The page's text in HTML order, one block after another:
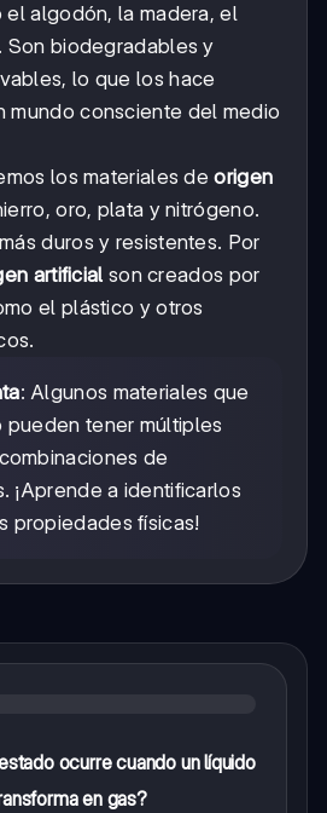
el algodón, la madera, el
Son biodegradables y
lo que los hace
mundo consciente del medio
los materiales deorigen
oro, plata y nitrógeno.
duros y resistentes. Por
artificial son creados por
el plástico y otros
: Algunos materiales que
pueden tener múltiples
de
¡Aprende a identificarlos
propiedades físicas!
ocurre cuando un líquido
en gas?